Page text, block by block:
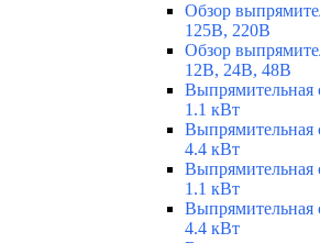
Обзор
125В, 220В
Обзор
12В, 24В, 48В
Выпрямительная
1.1 кВт
Выпрямительная
4.4 кВт
Выпрямительная
1.1 кВт
Выпрямительная
4.4 кВт